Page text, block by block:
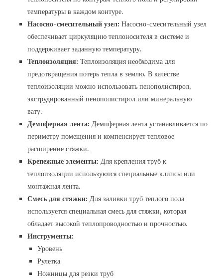
температуры в каждом контуре.
Насосно-смесительный узел: Насосно-смесительный узел
обеспечивает циркуляцию теплоносителя в системе и
поддерживает заданную температуру.
Теплоизоляция: Теплоизоляция необходима для
предотвращения потерь тепла в землю. В качестве
теплоизоляции можно использовать пенополистирол,
экструдированный пенополистирол или минеральную
вату.
Демпферная лента: Демпферная лента устанавливается по
периметру помещения и компенсирует тепловое
расширение стяжки.
Крепежные элементы: Для крепления труб к
теплоизоляции используются специальные клипсы или
монтажная лента.
Смесь для стяжки: Для заливки труб теплого пола
используется специальная смесь для стяжки, которая
обладает высокой теплопроводностью и прочностью.
Инструменты:
Уровень
Рулетка
Ножницы для резки труб